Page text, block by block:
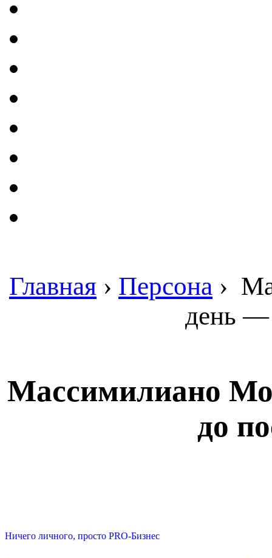
Главная › Персона ›
день —
Массимилиано
до
Ничего личного, просто PRO-Бизнес